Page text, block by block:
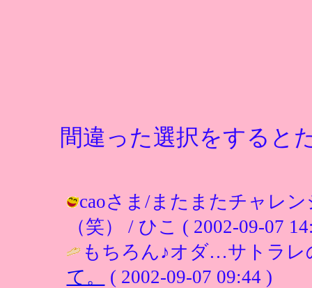
間違った選択をすると
caoさま/またまたチャレ
（笑） / ひこ ( 2002-09-07
もちろん♪オダ…サトラ
て。
( 2002-09-07 09:44 )